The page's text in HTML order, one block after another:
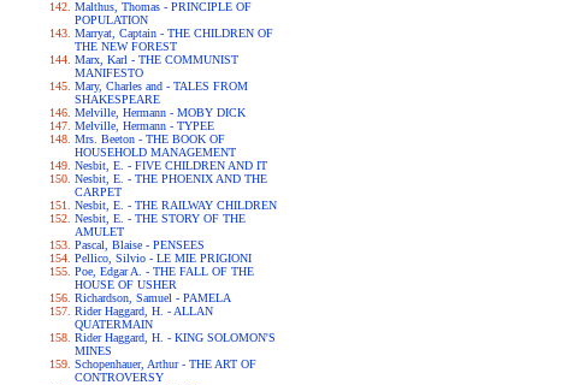
Malthus, Thomas - PRINCIPLE OF
POPULATION
Marryat, Captain - THE CHILDREN OF
THE NEW FOREST
Marx, Karl - THE COMMUNIST
MANIFESTO
Mary, Charles and - TALES FROM
SHAKESPEARE
Melville, Hermann - MOBY DICK
Melville, Hermann - TYPEE
Mrs. Beeton - THE BOOK OF
HOUSEHOLD MANAGEMENT
Nesbit, E. - FIVE CHILDREN AND IT
Nesbit, E. - THE PHOENIX AND THE
CARPET
Nesbit, E. - THE RAILWAY CHILDREN
Nesbit, E. - THE STORY OF THE
AMULET
Pascal, Blaise - PENSEES
Pellico, Silvio - LE MIE PRIGIONI
Poe, Edgar A. - THE FALL OF THE
HOUSE OF USHER
Richardson, Samuel - PAMELA
Rider Haggard, H. - ALLAN
QUATERMAIN
Rider Haggard, H. - KING SOLOMON'S
MINES
Schopenhauer, Arthur - THE ART OF
CONTROVERSY